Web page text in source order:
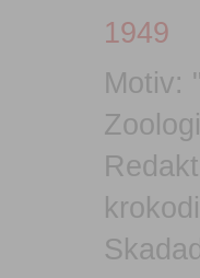
1949
Motiv: